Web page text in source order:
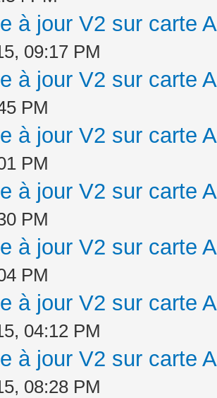
à jour V2 sur carte
09:17 PM
à jour V2 sur carte
PM
à jour V2 sur carte
PM
à jour V2 sur carte
PM
à jour V2 sur carte
PM
à jour V2 sur carte
04:12 PM
à jour V2 sur carte
08:28 PM